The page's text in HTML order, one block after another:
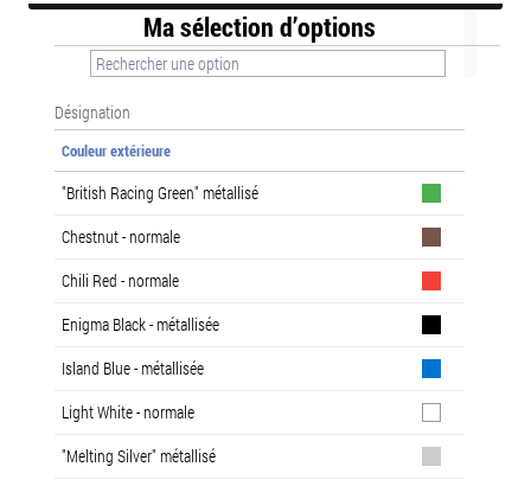
Ma sélection d’options
Désignation
Couleur extérieure
"British Racing Green" métallisé
Chestnut - normale
Chili Red - normale
Enigma Black - métallisée
Island Blue - métallisée
Light White - normale
"Melting Silver" métallisé